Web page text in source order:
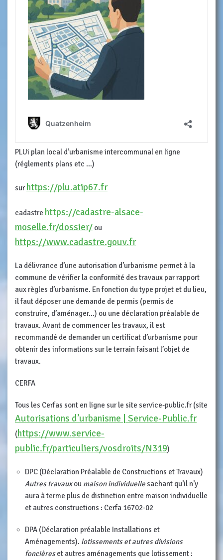
PLUi plan local d’urbanisme intercommunal en ligne
(réglements plans etc …)
surhttps://plu.atip67.fr
cadastre https://cadastre-alsace-
moselle.fr/dossier/ ou
https://www.cadastre.gouv.fr
La délivrance d’une autorisation d’urbanisme permet à la
commune de vérifier la conformité des travaux par rapport
aux règles d’urbanisme. En fonction du type projet et du lieu,
il faut déposer une demande de permis (permis de
construire, d’aménager…) ou une déclaration préalable de
travaux. Avant de commencer les travaux, il est
recommandé de demander un certificat d’urbanisme pour
obtenir des informations sur le terrain faisant l’objet de
travaux.
CERFA
Tous les Cerfas sont en ligne sur le site service-public.fr (site
Autorisations d’urbanisme | Service-Public.fr
(https://www.service-
public.fr/particuliers/vosdroits/N319)
DPC (Déclaration Préalable de Constructions et Travaux)
Autres travauxou maison individuelle sachant qu’il n’y
aura à terme plus de distinction entre maison individuelle
et autres constructions : Cerfa 16702-02
DPA (Déclaration préalable Installations et
Aménagements). lotissements et autres divisions
foncièreset autres aménagements que lotissement :